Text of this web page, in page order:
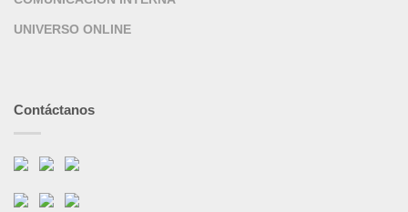
UNIVERSO ONLINE
Contáctanos